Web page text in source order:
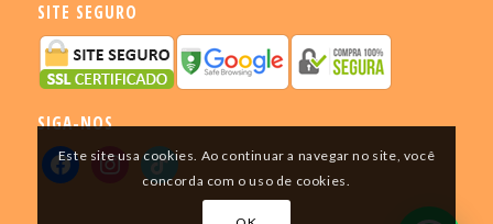
SITE SEGURO
SIGA-NOS
Este site usa cookies. Ao continuar a navegar no site, você
concorda com o uso de cookies.